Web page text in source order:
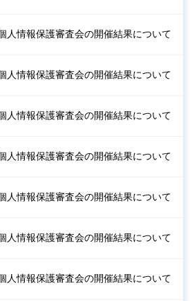
人情報保護審査会の開催結果について
人情報保護審査会の開催結果について
人情報保護審査会の開催結果について
人情報保護審査会の開催結果について
人情報保護審査会の開催結果について
人情報保護審査会の開催結果について
人情報保護審査会の開催結果について